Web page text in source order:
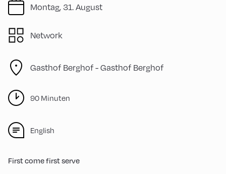
Montag, 31. August
Network
Gasthof Berghof - Gasthof Berghof
90 Minuten
English
First come first serve